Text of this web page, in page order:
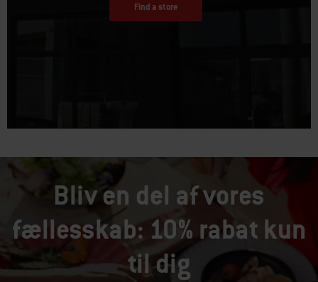
Find a store
Bliv en del af vores
fællesskab: 10% rabat kun
til dig